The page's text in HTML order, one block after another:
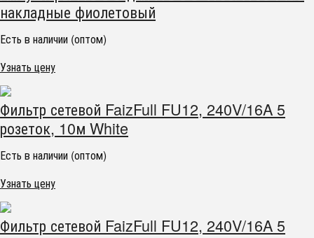
накладные фиолетовый
Есть в наличии (оптом)
Узнать цену
Фильтр сетевой FaizFull FU12, 240V/16A 5
розеток, 10м White
Есть в наличии (оптом)
Узнать цену
Фильтр сетевой FaizFull FU12, 240V/16A 5